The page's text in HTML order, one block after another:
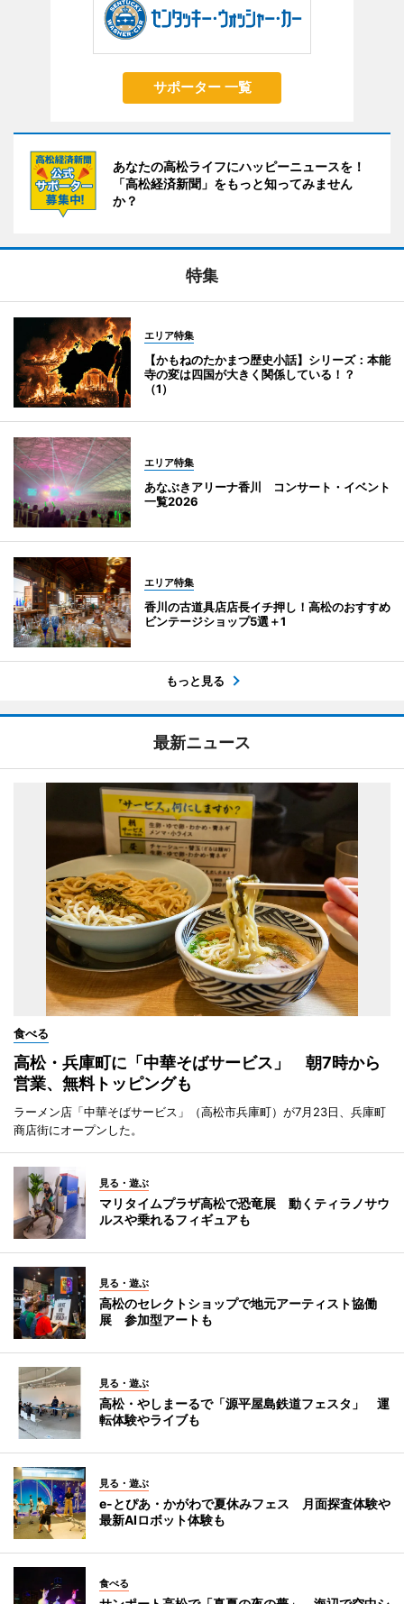
サポーター 一覧
あなたの高松ライフにハッピーニュースを！
「高松経済新聞」をもっと知ってみません
か？
特集
エリア特集
【かもねのたかまつ歴史小話】シリーズ：本能
寺の変は四国が大きく関係している！？
（1）
エリア特集
あなぶきアリーナ香川 コンサート・イベント
一覧2026
エリア特集
香川の古道具店店長イチ押し！高松のおすすめ
ビンテージショップ5選＋1
もっと見る
最新ニュース
食べる
高松・兵庫町に「中華そばサービス」 朝7時から
営業、無料トッピングも
ラーメン店「中華そばサービス」（高松市兵庫町）が7月23日、兵庫町
商店街にオープンした。
見る・遊ぶ
マリタイムプラザ高松で恐竜展 動くティラノサウ
ルスや乗れるフィギュアも
見る・遊ぶ
高松のセレクトショップで地元アーティスト協働
展 参加型アートも
見る・遊ぶ
高松・やしまーるで「源平屋島鉄道フェスタ」 運
転体験やライブも
見る・遊ぶ
e-とぴあ・かがわで夏休みフェス 月面探査体験や
最新AIロボット体験も
食べる